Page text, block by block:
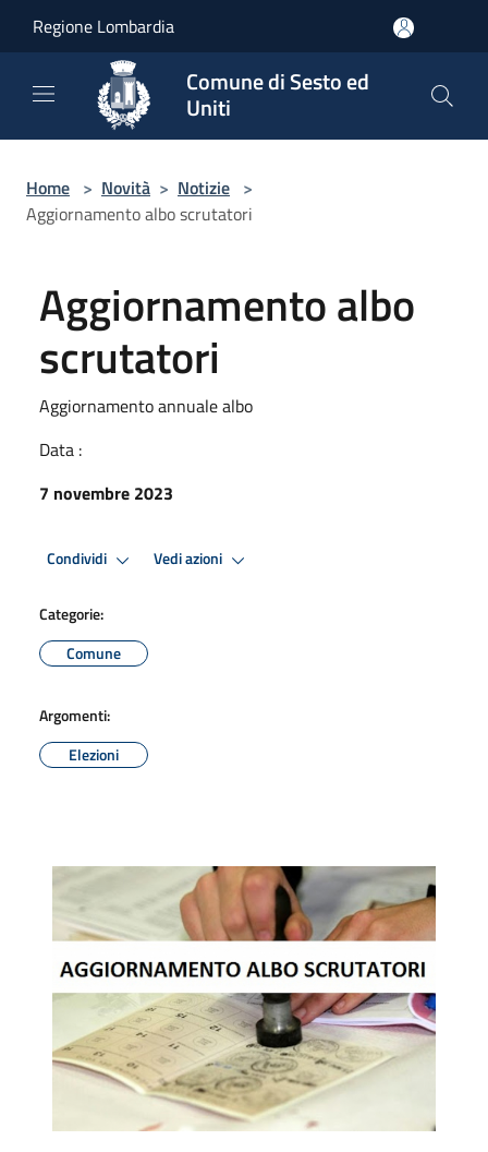
Regione Lombardia
Comune di Sesto ed
Uniti
Home > Novità > Notizie >
Aggiornamento albo scrutatori
Aggiornamento albo
scrutatori
Aggiornamento annuale albo
Data :
7 novembre 2023
Condividi Vedi azioni
Categorie:
Comune
Argomenti:
Elezioni